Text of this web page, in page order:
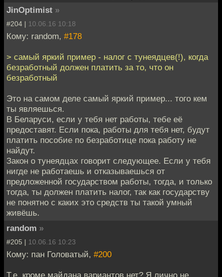
JinOptimist »
#204 | 10.06.16 10:18
Кому: random, #178
> самый яркий пример - налог с тунеядцев(!), когда
безработный должен платить за то, что он
безработный
Это на самом деле самый яркий пример... того кем
ты являешься.
В Беларуси, если у тебя нет работы, тебе её
предоставят. Если пока, работы для тебя нет, будут
платить пособие по безработице пока работу не
найдут.
Закон о тунеядцах говорит следующее. Если у тебя
нигде не работаешь и отказываешься от
предложенной государством работы, тогда, и только
тогда, ты должен платить налог, так как государству
не понятно с каких это средств ты такой умный
живёшь.
random »
#205 | 10.06.16 10:23
Кому: пан Головатый, #200
Т.е. кроме майдана вариантов нет? Я лично не